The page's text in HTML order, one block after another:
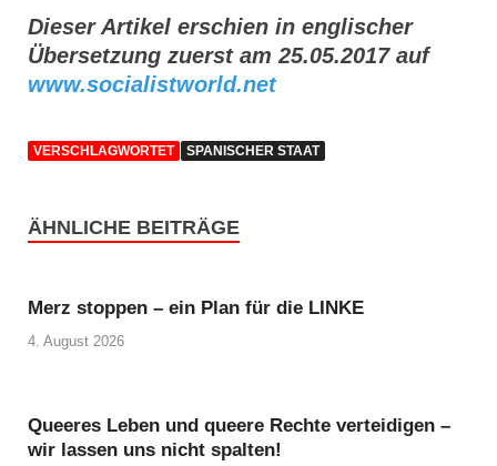
Dieser Artikel erschien in englischer
Übersetzung zuerst am 25.05.2017 auf
www.socialistworld.net
VERSCHLAGWORTET SPANISCHER STAAT
ÄHNLICHE BEITRÄGE
Merz stoppen – ein Plan für die LINKE
4. August 2026
Queeres Leben und queere Rechte verteidigen –
wir lassen uns nicht spalten!